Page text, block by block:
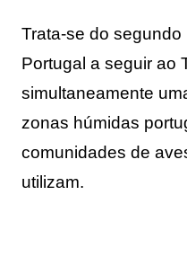
Trata-se do segundo
Portugal a seguir ao
simultaneamente
zonas húmidas
comunidades de
utilizam.